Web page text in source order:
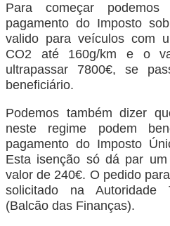
Para começar
pagamento do Imposto
valido para veículos com
CO2 até 160g/km e o
ultrapassar 7800€, se
beneficiário.
Podemos também dizer
neste regime podem
pagamento do Imposto
Esta isenção só dá par
valor de 240€. O pedido
solicitado na Autoridade
(Balcão das Finanças).